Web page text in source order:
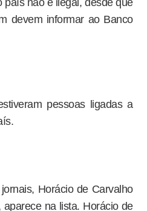
país não é ilegal, desde que
devem informar ao Banco
pessoas ligadas a
Horácio de Carvalho
na lista. Horácio de